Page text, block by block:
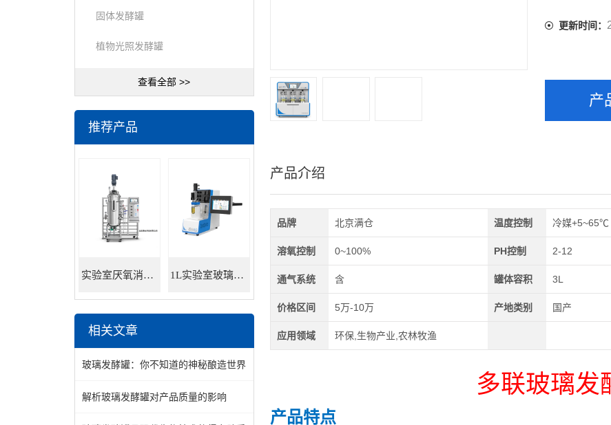
固体发酵罐
植物光照发酵罐
查看全部 >>
推荐产品
实验室厌氧消化罐 餐厨垃圾沼气发酵 1L实验室玻璃发酵罐
相关文章
玻璃发酵罐：你不知道的神秘酿造世界
解析玻璃发酵罐对产品质量的影响
更新时间：
产
产品介绍
品牌 北京满仓 温度控制 冷媒+5~65℃
溶氧控制 0~100% PH控制 2-12
通气系统 含 罐体容积 3L
价格区间 5万-10万 产地类别 国产
应用领域 环保,生物产业,农林牧渔
多联玻璃发
产品特点